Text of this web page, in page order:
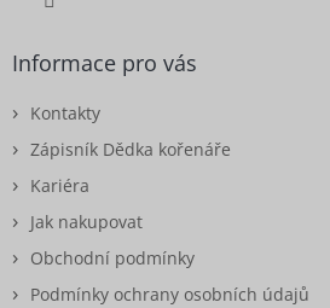
Informace pro vás
Kontakty
Zápisník Dědka kořenáře
Kariéra
Jak nakupovat
Obchodní podmínky
Podmínky ochrany osobních údajů